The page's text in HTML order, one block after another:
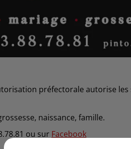
préfectorale autorise
naissance, famille.
ou sur Facebook